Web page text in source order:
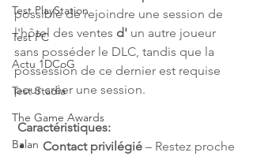
Test PlayStation
Test PC
Actu 1DCoG
Test Stadia
The Game Awards
Balan
possible de rejoindre une session de
l'hôtel des ventes d' un autre joueur
sans posséder le DLC, tandis que la
possession de ce dernier est requise
pour créer une session.
Caractéristiques:
Contact privilégié – Restez proche